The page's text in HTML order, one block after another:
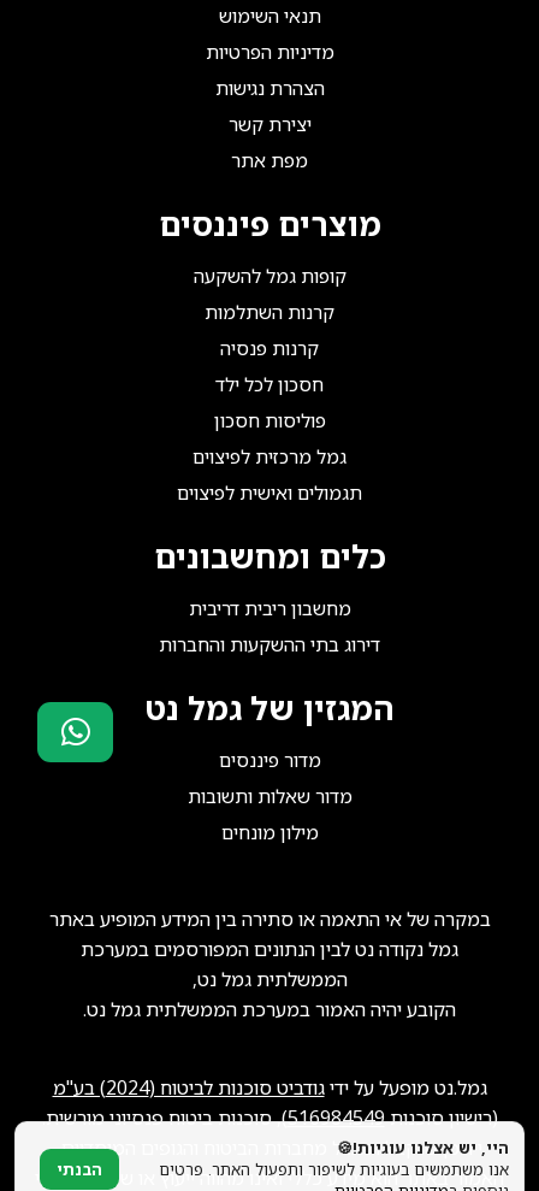
תנאי השימוש
מדיניות הפרטיות
הצהרת נגישות
יצירת קשר
מפת אתר
מוצרים פיננסים
קופות גמל להשקעה
קרנות השתלמות
קרנות פנסיה
חסכון לכל ילד
פוליסות חסכון
גמל מרכזית לפיצוים
תגמולים ואישית לפיצוים
כלים ומחשבונים
מחשבון ריבית דריבית
דירוג בתי ההשקעות והחברות
המגזין של גמל נט
מדור פיננסים
מדור שאלות ותשובות
מילון מונחים
במקרה של אי התאמה או סתירה בין המידע המופיע באתר
גמל נקודה נט לבין הנתונים המפורסמים במערכת
הממשלתית גמל נט,
הקובע יהיה האמור במערכת הממשלתית גמל נט.
גמל.נט מופעל על ידיגודביט סוכנות לביטוח (2024) בע"מ
(רישיון סוכנות516984549), סוכנות ביטוח פנסיוני מורשית.
ייתכן שנקבל תגמול מחברות הביטוח והגופים המוסדיים.
האמור באתר הוא מידע כללי ואינו מהווה ייעוץ או שיווק פנסיוני
היי, יש אצלנו עוגיות!🍪
אנו משתמשים בעוגיות לשיפור ותפעול האתר. פרטים
הבנתי